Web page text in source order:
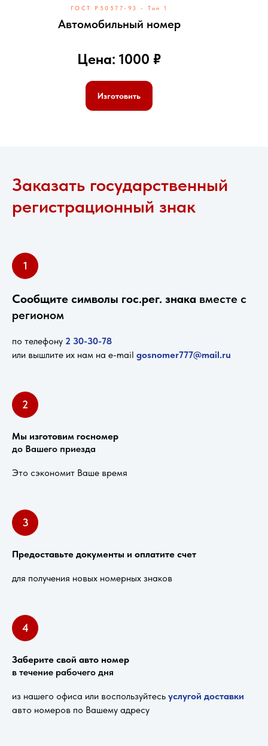
ГОСТ Р50577-93 - Тип 1
Автомобильный номер
Цена: 1000 ₽
Изготовить
Заказать государственный
регистрационный знак
1
Сообщите символы гос.рег. знака вместе с
регионом
по телефону 2 30-30-78
или вышлите их нам на e-mail gosnomer777@mail.ru
2
Мы изготовим госномер
до Вашего приезда
Это сэкономит Ваше время
3
Предоставьте документы и оплатите счет
для получения новых номерных знаков
4
Заберите свой авто номер
в течение рабочего дня
из нашего офиса или воспользуйтесь услугой доставки
авто номеров по Вашему адресу